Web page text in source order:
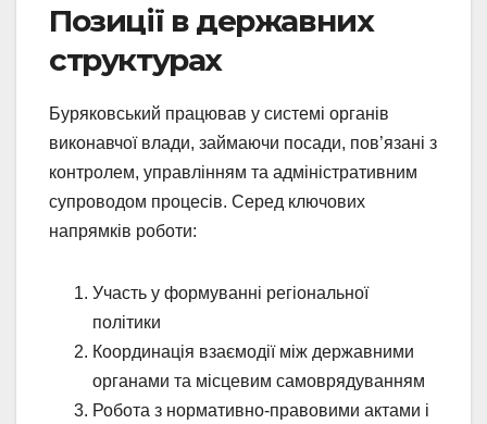
Позиції в державних
структурах
Буряковський працював у системі органів
виконавчої влади, займаючи посади, пов’язані з
контролем, управлінням та адміністративним
супроводом процесів. Серед ключових
напрямків роботи:
Участь у формуванні регіональної
політики
Координація взаємодії між державними
органами та місцевим самоврядуванням
Робота з нормативно-правовими актами і